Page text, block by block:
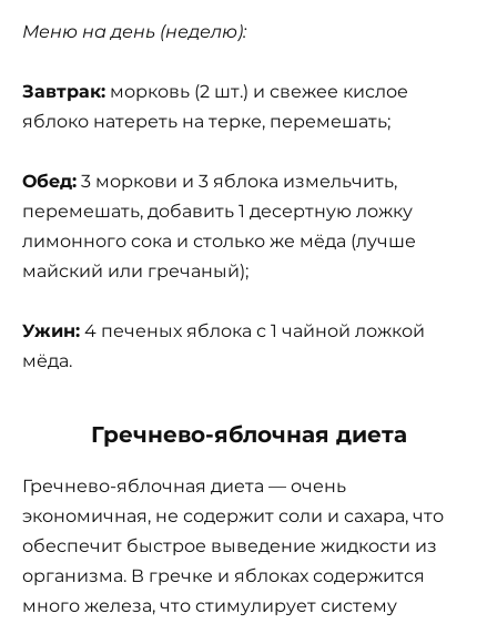
Меню на день (неделю):
Завтрак: морковь (2 шт.) и свежее кислое
яблоко натереть на терке, перемешать;
Обед: 3 моркови и 3 яблока измельчить,
перемешать, добавить 1 десертную ложку
лимонного сока и столько же мёда (лучше
майский или гречаный);
Ужин: 4 печеных яблока с 1 чайной ложкой
мёда.
Гречнево-яблочная диета
Гречнево-яблочная диета — очень
экономичная, не содержит соли и сахара, что
обеспечит быстрое выведение жидкости из
организма. В гречке и яблоках содержится
много железа, что стимулирует систему